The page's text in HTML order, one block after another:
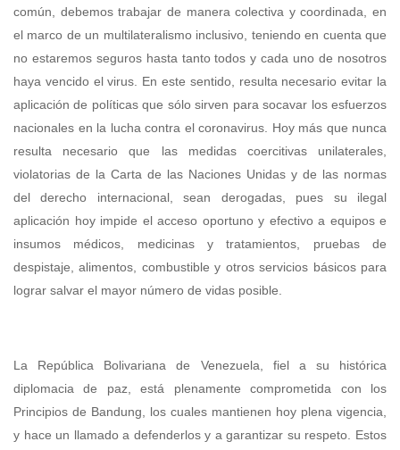
común, debemos trabajar de manera colectiva y coordinada, en
el marco de un multilateralismo inclusivo, teniendo en cuenta que
no estaremos seguros hasta tanto todos y cada uno de nosotros
haya vencido el virus. En este sentido, resulta necesario evitar la
aplicación de políticas que sólo sirven para socavar los esfuerzos
nacionales en la lucha contra el coronavirus. Hoy más que nunca
resulta necesario que las medidas coercitivas unilaterales,
violatorias de la Carta de las Naciones Unidas y de las normas
del derecho internacional, sean derogadas, pues su ilegal
aplicación hoy impide el acceso oportuno y efectivo a equipos e
insumos médicos, medicinas y tratamientos, pruebas de
despistaje, alimentos, combustible y otros servicios básicos para
lograr salvar el mayor número de vidas posible.
La República Bolivariana de Venezuela, fiel a su histórica
diplomacia de paz, está plenamente comprometida con los
Principios de Bandung, los cuales mantienen hoy plena vigencia,
y hace un llamado a defenderlos y a garantizar su respeto. Estos